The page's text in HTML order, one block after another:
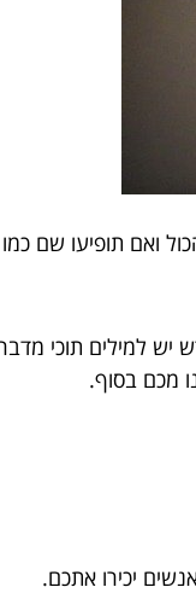
ואם תופיעו שם
יש למילים תוכי
מכם בסוף.
יכירו אתכם.